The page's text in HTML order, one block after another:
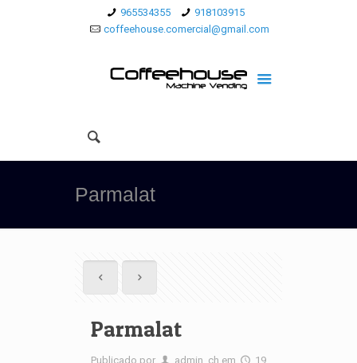
965534355
918103915
coffeehouse.comercial@gmail.com
Parmalat
Parmalat
Publicado por admin_ch em
19